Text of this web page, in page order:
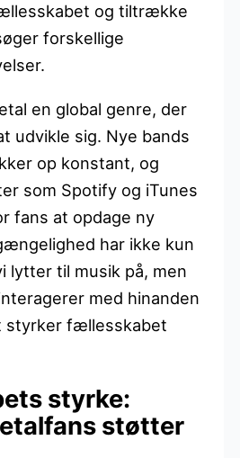
og tiltrække
forskellige
en global genre, der
udvikle sig. Nye bands
op konstant, og
som Spotify og iTunes
fans at opdage ny
har ikke kun
lytter til musik på, men
med hinanden
styrker fællesskabet
styrke:
støtter